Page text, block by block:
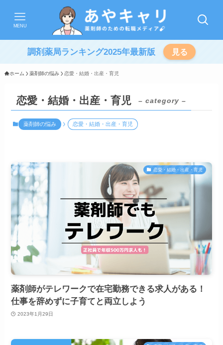
MENU
調剤薬局ランキング2025年最新版 見る
ホーム 薬剤師の悩み 恋愛・結婚・出産・育児
恋愛・結婚・出産・育児 – category –
薬剤師の悩み 恋愛・結婚・出産・育児
恋愛・結婚・出産・育児
薬剤師がテレワークで在宅勤務できる求人がある！
仕事を辞めずに子育てと両立しよう
2023年1月29日